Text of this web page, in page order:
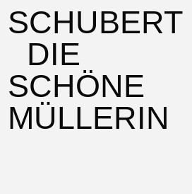
SCHUBERT
DIE
SCHÖNE
MÜLLERIN